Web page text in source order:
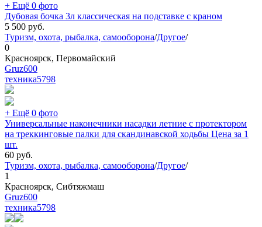
+ Ещё 0 фото
Дубовая бочка 3л классическая на подставке с краном
5 500 руб.
Туризм, охота, рыбалка, самооборона/Другое/
0
Красноярск, Первомайский
Gruz600
техника5798
+ Ещё 0 фото
Универсальные наконечники насадки летние с протектором
на треккинговые палки для скандинавской ходьбы Цена за 1
шт.
60 руб.
Туризм, охота, рыбалка, самооборона/Другое/
1
Красноярск, Сибтяжмаш
Gruz600
техника5798